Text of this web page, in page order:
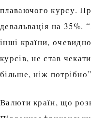
плаваючого курсу.
девальвація на 35%.
інші країни,
курсів, не став
більше, ніж
Валюти країн, що